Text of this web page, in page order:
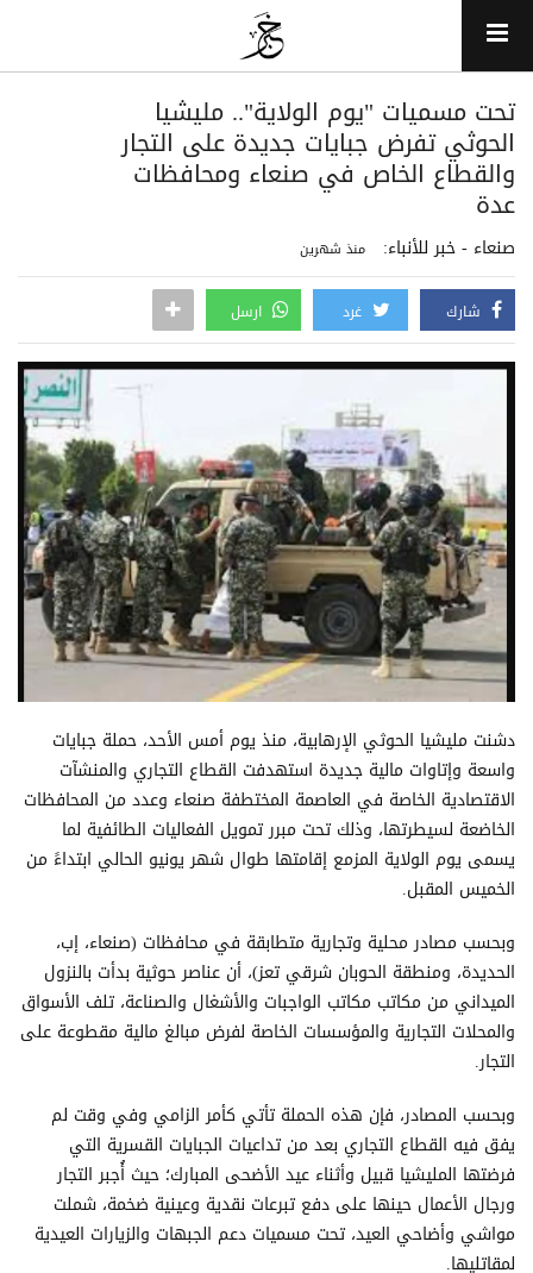
تحت مسميات "يوم الولاية".. مليشيا
الحوثي تفرض جبايات جديدة على التجار
والقطاع الخاص في صنعاء ومحافظات
عدة
صنعاء - خبر للأنباء: منذ شهرين
شارك غرد ارسل
دشنت مليشيا الحوثي الإرهابية، منذ يوم أمس الأحد، حملة جبايات
واسعة وإتاوات مالية جديدة استهدفت القطاع التجاري والمنشآت
الاقتصادية الخاصة في العاصمة المختطفة صنعاء وعدد من المحافظات
الخاضعة لسيطرتها، وذلك تحت مبرر تمويل الفعاليات الطائفية لما
يسمى يوم الولاية المزمع إقامتها طوال شهر يونيو الحالي ابتداءً من
الخميس المقبل.
وبحسب مصادر محلية وتجارية متطابقة في محافظات (صنعاء، إب،
الحديدة، ومنطقة الحوبان شرقي تعز)، أن عناصر حوثية بدأت بالنزول
الميداني من مكاتب مكاتب الواجبات والأشغال والصناعة، تلف الأسواق
والمحلات التجارية والمؤسسات الخاصة لفرض مبالغ مالية مقطوعة على
التجار.
وبحسب المصادر، فإن هذه الحملة تأتي كأمر الزامي وفي وقت لم
يفق فيه القطاع التجاري بعد من تداعيات الجبايات القسرية التي
فرضتها المليشيا قبيل وأثناء عيد الأضحى المبارك؛ حيث أُجبر التجار
ورجال الأعمال حينها على دفع تبرعات نقدية وعينية ضخمة، شملت
مواشي وأضاحي العيد، تحت مسميات دعم الجبهات والزيارات العيدية
لمقاتليها.